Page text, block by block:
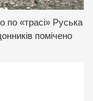
по «трасі» Руська
помічено